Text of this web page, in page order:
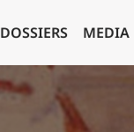
DOSSIERS MEDIA